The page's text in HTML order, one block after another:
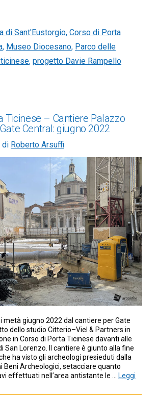
di Sant'Eustorgio, Corso di Porta
, Museo Diocesano, Parco delle
, progetto Davie Rampello
Ticinese – Cantiere Palazzo
Central: giugno 2022
di Roberto Arsuffi
metà giugno 2022 dal cantiere per Gate
dello studio Citterio–Viel & Partners in
in Corso di Porta Ticinese davanti alle
San Lorenzo. Il cantiere è giunto alla fine
ha visto gli archeologi presieduti dalla
Beni Archeologici, setacciare quanto
effettuati nell’area antistante le … Leggi